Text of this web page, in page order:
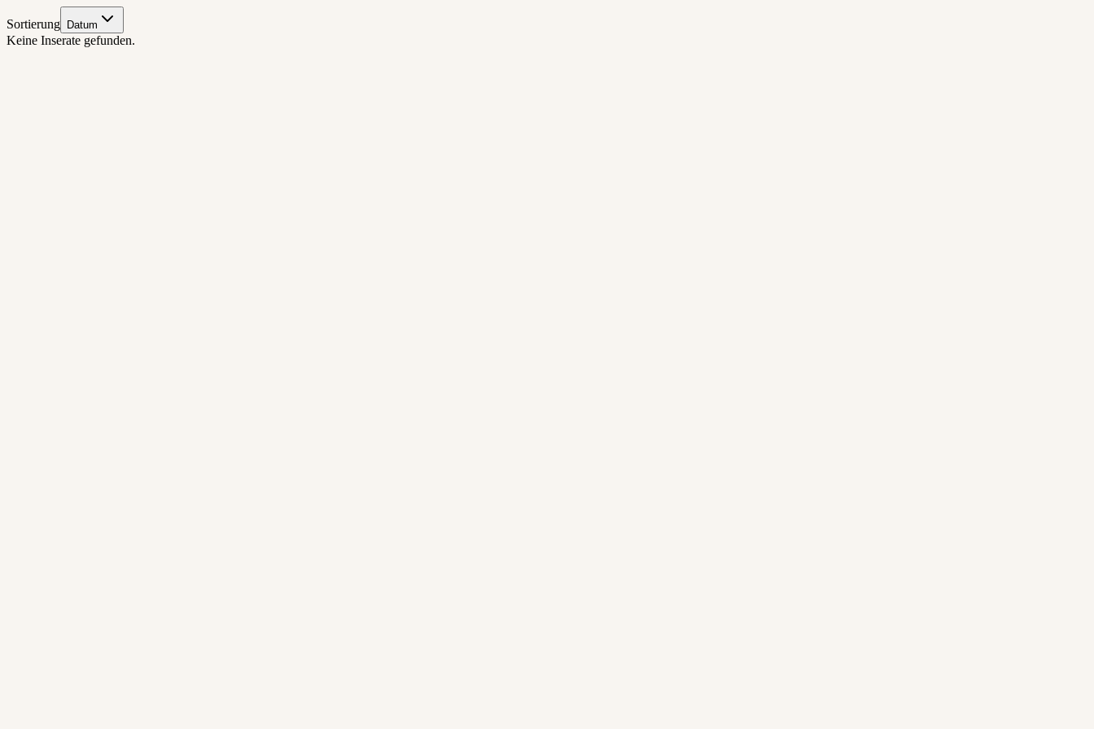
Sortierung Datum
Keine Inserate gefunden.